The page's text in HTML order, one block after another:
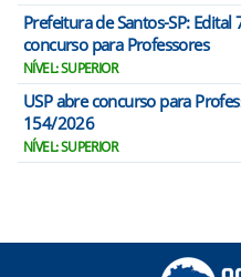
Prefeitura de Santos-SP:
concurso para Professores
NÍVEL: SUPERIOR
USP abre concurso para
154/2026
NÍVEL: SUPERIOR